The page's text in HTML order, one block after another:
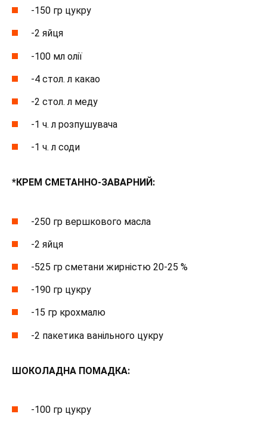
-150 гр цукру
-2 яйця
-100 мл олії
-4 стол. л какао
-2 стол. л меду
-1 ч. л розпушувача
-1 ч. л соди
*КРЕМ СМЕТАННО-ЗАВАРНИЙ:
-250 гр вершкового масла
-2 яйця
-525 гр сметани жирністю 20-25 %
-190 гр цукру
-15 гр крохмалю
-2 пакетика ванільного цукру
ШОКОЛАДНА ПОМАДКА:
-100 гр цукру